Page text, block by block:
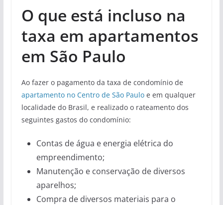
O que está incluso na
taxa em apartamentos
em São Paulo
Ao fazer o pagamento da taxa de condomínio de
apartamento no Centro de São Pauloe em qualquer
localidade do Brasil, e realizado o rateamento dos
seguintes gastos do condomínio:
Contas de água e energia elétrica do
empreendimento;
Manutenção e conservação de diversos
aparelhos;
Compra de diversos materiais para o